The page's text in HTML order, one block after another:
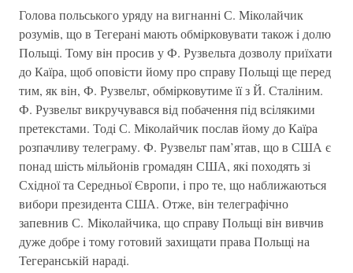
Голова польського уряду на вигнаннi С. Мiколайчик
розумiв, що в Тегеранi мають обмiрковувати також i долю
Польщi. Тому вiн просив у Ф. Рузвельта дозволу приїхати
до Каїра, щоб оповiсти йому про справу Польщi ще перед
тим, як вiн, Ф. Рузвельт, обмiрковутиме її з Й. Сталiним.
Ф. Рузвельт викручувався вiд побачення пiд всiлякими
претекстами. Тодi С. Мiколайчик послав йому до Каїра
розпачливу телеграму. Ф. Рузвельт пам’ятав, що в США є
понад шiсть мiльйонiв громадян США, якi походять зi
Схiдної та Середньої Європи, i про те, що наближаються
вибори президента США. Отже, вiн телеграфiчно
запевнив С. Мiколайчика, що справу Польщi вiн вивчив
дуже добре i тому готовий захищати права Польщi на
Тегеранськiй нарадi.